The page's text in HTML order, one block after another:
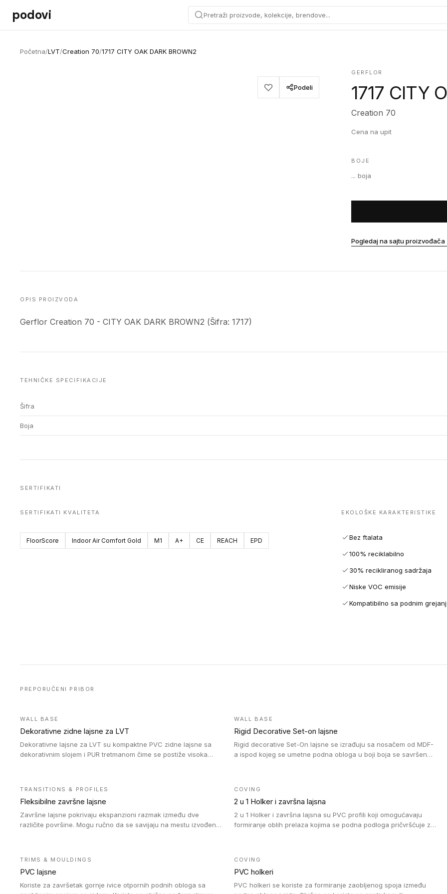
Preskoči na sadržaj
podovi Pretraži proizvode, kolekcije, brendove...
Početna/LVT/Creation 70/1717 CITY OAK DARK BROWN2
Podeli
GERFLOR
1717 CITY
Creation 70
Cena na upit
BOJE
... boja
Pogledaj na sajtu proizvođača
OPIS PROIZVODA
Gerflor Creation 70 - CITY OAK DARK BROWN2 (Šifra: 1717)
TEHNIČKE SPECIFIKACIJE
Šifra
Boja
SERTIFIKATI
SERTIFIKATI KVALITETA
FloorScore Indoor Air Comfort Gold M1 A+ CE REACH EPD
EKOLOŠKE KARAKTERISTIKE
Bez ftalata
100% reciklabilno
30% recikliranog sadržaja
Niske VOC emisije
Kompatibilno sa podnim
PREPORUČENI PRIBOR
WALL BASE
Dekorativne zidne lajsne za LVT
Dekorativne lajsne za LVT su kompaktne PVC zidne lajsne sa
dekorativnim slojem i PUR tretmanom čime se postiže visoka
WALL BASE
Rigid Decorative Set-on lajsne
Rigid decorative Set-On lajsne se izrađuju sa nosačem od MDF-
a ispod kojeg se umetne podna obloga u boji boja se savršeno
TRANSITIONS & PROFILES
Fleksibilne završne lajsne
Završne lajsne pokrivaju ekspanzioni razmak između dve
različite površine. Mogu ručno da se savijaju na mestu izvođenja
(kompaktni i akustički), kao i sa podnim oblogama od linoleuma.
COVING
2 u 1 Holker i završna lajsna
2 u 1 Holker i završna lajsna su PVC profili koji omogućavaju
formiranje oblih prelaza kojima se podna podloga pričvršćuje za
TRIMS & MOULDINGS
PVC lajsne
Koriste za završetak gornje ivice otpornih podnih obloga sa
COVING
PVC holkeri
PVC holkeri se koriste za formiranje zaobljenog spoja između